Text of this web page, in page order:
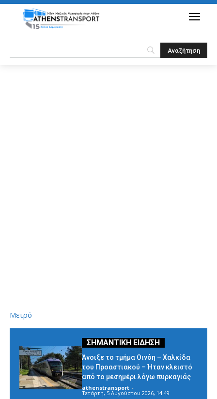
Μετρό
Άνοιξε το τμήμα Οινόη – Χαλκίδα
του Προαστιακού – Ήταν κλειστό
από το μεσημέρι λόγω πυρκαγιάς
athenstransport -
Τετάρτη, 5 Αυγούστου 2026, 14:49